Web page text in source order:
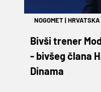
NOGOMET|HRVATSKA
Bivši trener
- bivšeg člana
Dinama